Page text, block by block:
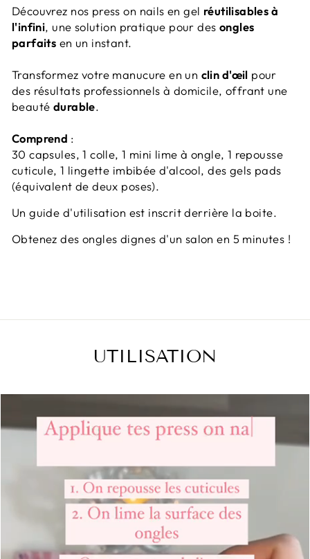
Découvrez nos press on nails en gel réutilisables à
l'infini, une solution pratique pour des ongles
parfaits en un instant.
Transformez votre manucure en un clin d'œil pour
des résultats professionnels à domicile, offrant une
beauté durable.
Comprend :
30 capsules, 1 colle, 1 mini lime à ongle, 1 repousse
cuticule, 1 lingette imbibée d'alcool, des gels pads
(équivalent de deux poses).
Un guide d'utilisation est inscrit derrière la boite.
Obtenez des ongles dignes d'un salon en 5 minutes !
UTILISATION